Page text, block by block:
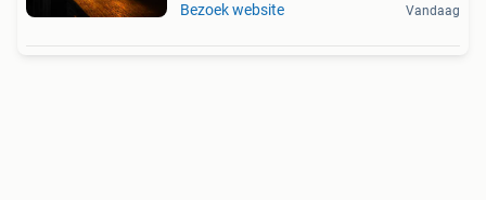
Bezoek website Vandaag